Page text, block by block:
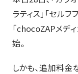
ラティス」「セルフ
「chocoZAPメデ
始。
しかも、追加料金